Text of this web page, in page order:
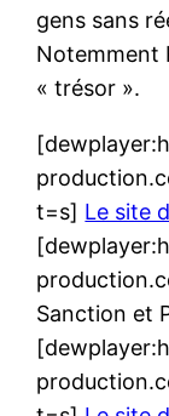
gens sans
Notemment
« trésor ».
t=s] Le site
Sanction et